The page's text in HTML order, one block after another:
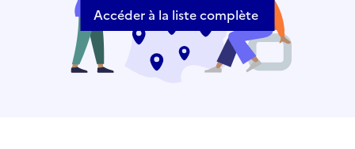
Accéder à la liste complète